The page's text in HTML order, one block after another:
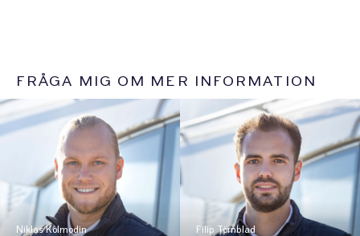
FRÅGA MIG OM MER INFORMATION
Niklas Kolmodin Filip Törnblad